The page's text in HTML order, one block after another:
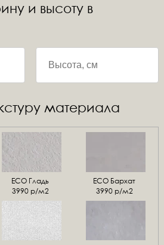
и высоту в
материала
ЕСО Гладь
3990 р/м2
ECO Бархат
3990 р/м2